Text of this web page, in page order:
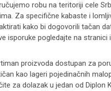
robu na teritoriji cele
Za specifične kabaste i
kako bi dogovorili tačan
isporuke pogledajte na stranici
proizvoda dostupan za
kao lageri pojedinačnih
za dolazak u jedan od Diplon